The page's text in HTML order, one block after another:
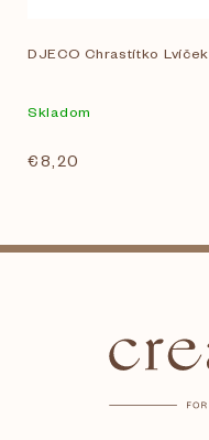
DJECO Chrastítko Lvíček
Skladom
€8,20